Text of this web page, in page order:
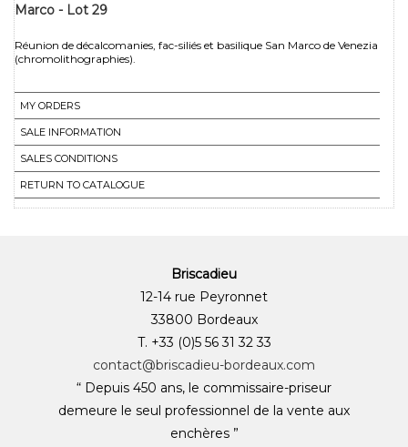
Marco - Lot 29
Réunion de décalcomanies, fac-siliés et basilique San Marco de Venezia
(chromolithographies).
MY ORDERS
SALE INFORMATION
SALES CONDITIONS
RETURN TO CATALOGUE
Briscadieu
12-14 rue Peyronnet
33800 Bordeaux
T. +33 (0)5 56 31 32 33
contact@briscadieu-bordeaux.com
“ Depuis 450 ans, le commissaire-priseur
demeure le seul professionnel de la vente aux
enchères ”